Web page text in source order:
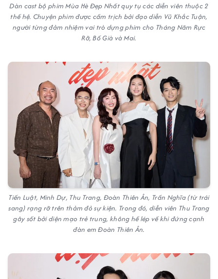
Dàn cast bộ phim Mùa Hè Đẹp Nhất quy tụ các diễn viên thuộc 2
thế hệ. Chuyện phim được cầm trịch bởi đạo diễn Vũ Khắc Tuận,
người từng đảm nhiệm vai trò dựng phim cho Tháng Năm Rực
Rỡ, Bố Già và Mai.
Tiến Luật, Minh Dự, Thu Trang, Đoàn Thiên Ân, Trần Nghĩa (từ trái
sang) rạng rỡ trên thảm đỏ sự kiện. Trong đó, diễn viên Thu Trang
gây sốt bởi diện mạo trẻ trung, không hề lép vế khi đứng cạnh
đàn em Đoàn Thiên Ân.